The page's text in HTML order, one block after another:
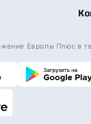
Европы Плюс в